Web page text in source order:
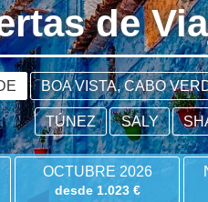
de
BOA VISTA, CABO
TÚNEZ SALY
OCTUBRE 2026
desde 1.023 €